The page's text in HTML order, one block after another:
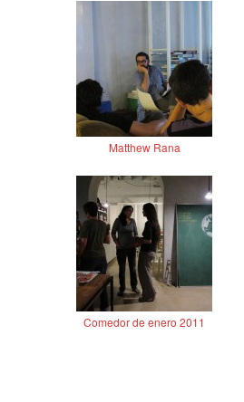
Matthew Rana
Comedor de enero 2011